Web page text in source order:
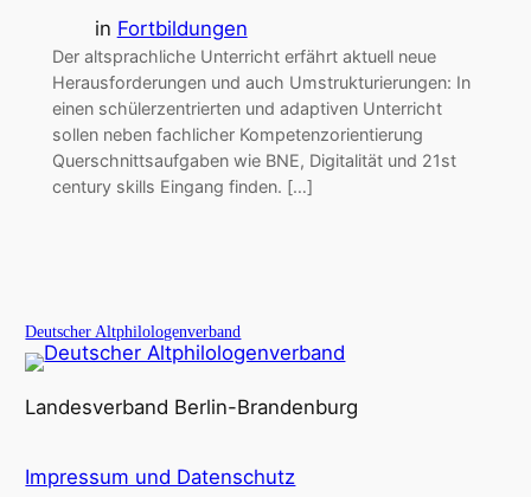
in Fortbildungen
Der altsprachliche Unterricht erfährt aktuell neue
Herausforderungen und auch Umstrukturierungen: In
einen schülerzentrierten und adaptiven Unterricht
sollen neben fachlicher Kompetenzorientierung
Querschnittsaufgaben wie BNE, Digitalität und 21st
century skills Eingang finden. […]
Deutscher Altphilologenverband
Landesverband Berlin-Brandenburg
Impressum und Datenschutz